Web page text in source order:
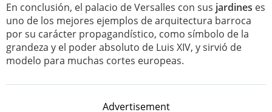
En conclusión, el palacio de Versalles con sus jardines es
uno de los mejores ejemplos de arquitectura barroca
por su carácter propagandístico, como símbolo de la
grandeza y el poder absoluto de Luis XIV, y sirvió de
modelo para muchas cortes europeas.
Advertisement